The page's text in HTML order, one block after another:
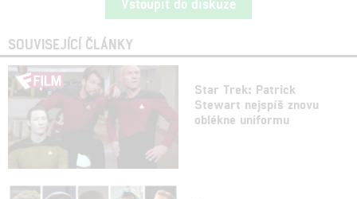
SOUVISEJÍCÍ ČLÁNKY
Star Trek: Patrick
Stewart nejspíš znovu
oblékne uniformu